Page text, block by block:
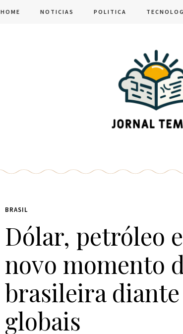
HOME NOTICIAS POLITICA
BRASIL
Dólar, petróleo
novo momento
brasileira
globais